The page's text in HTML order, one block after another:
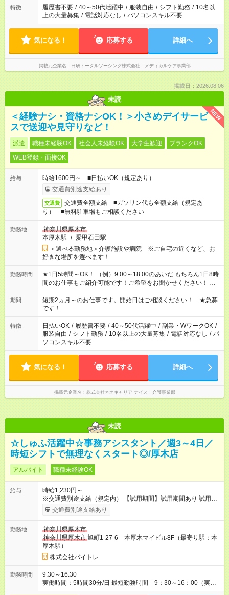
合は応募できません。
特徴 履歴書不要 / 40～50代活躍中 / 服装自由 / シフト勤務 / 10名以
上の大量募集 / 電話対応なし / パソコンスキル不要
気になる！ 応募する 詳細へ
掲載元企業名 日研トータルソーシング株式会社 メディカルケア事業部
掲載日：2026.08.06
未読
NEW
＜経験ナシ・資格ナシOK！＞小さめデイサービ
スで送迎や見守りなど！
派遣 職種未経験OK 社会人未経験OK 大学生歓迎
ブランクOK
WEB登録・面接OK
給与
時給1600円～ ■日払いOK（規定あり）
交通費別途支給あり
交通費
交通費全額支給 ■ガソリン代も全額支給（規定あ
り） ■無料駐車場もご相談ください
勤務地
神奈川県厚木市
本厚木駅 / 愛甲石田駅
＜選べる勤務地＞介護施設や病院 ※ご自宅の近くなど、お
好きな場所を選べます！
勤務時間
★1日5時間～OK！ （例）9:00～18:00のあいだ もちろん1日8時
間のお仕事もご紹介可能です！ご希望をお聞かせください！ ★
家庭の都合でお休みが必要な場合も遠慮なくご相談ください。
※週最低15時間以上の勤務が必要です
期間
短期2ヵ月～のお仕事です。開始日はご相談ください！ ★急募
です！
特徴 日払いOK / 履歴書不要 / 40～50代活躍中 / 副業・WワークOK /
服装自由 / シフト勤務 / 10名以上の大量募集 / 電話対応なし / パ
ソコンスキル不要
気になる！ 応募する 詳細へ
掲載元企業名 株式会社ネオキャリア ナイス！介護事業部
未読
☆しゅふ活躍中☆事務アシスタント／週3～4日／
時短シフトで無理なくスタート◎/厚木店
アルバイト 職種未経験OK
給与
時給1,230円～
※交通費別途支給（規定内） 【試用期間】試用期間あり 試用期
間の長さ：2ヶ月 雇用形態、給与は本採用時と同じです。
交通費別途支給あり
勤務地
神奈川県厚木市
神奈川県厚木市旭町1-27-6 本厚木マイビル8F（最寄り駅：本
厚木駅）
株式会社バイトレ
勤務時間
9:30～16:30
実働時間：5時間30分/日 最短勤務時間 9：30～16：00（実働
5.5時間） 9：30～16：30（実働6時間）、9：30～17：00（実